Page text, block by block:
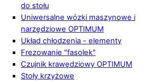
do stołu
Uniwersalne wózki maszynowe i
narzędziowe OPTIMUM
Układ chłodzenia - elementy
Frezowanie "fasolek"
Czujnik krawędziowy OPTIMUM
Stoły krzyżowe